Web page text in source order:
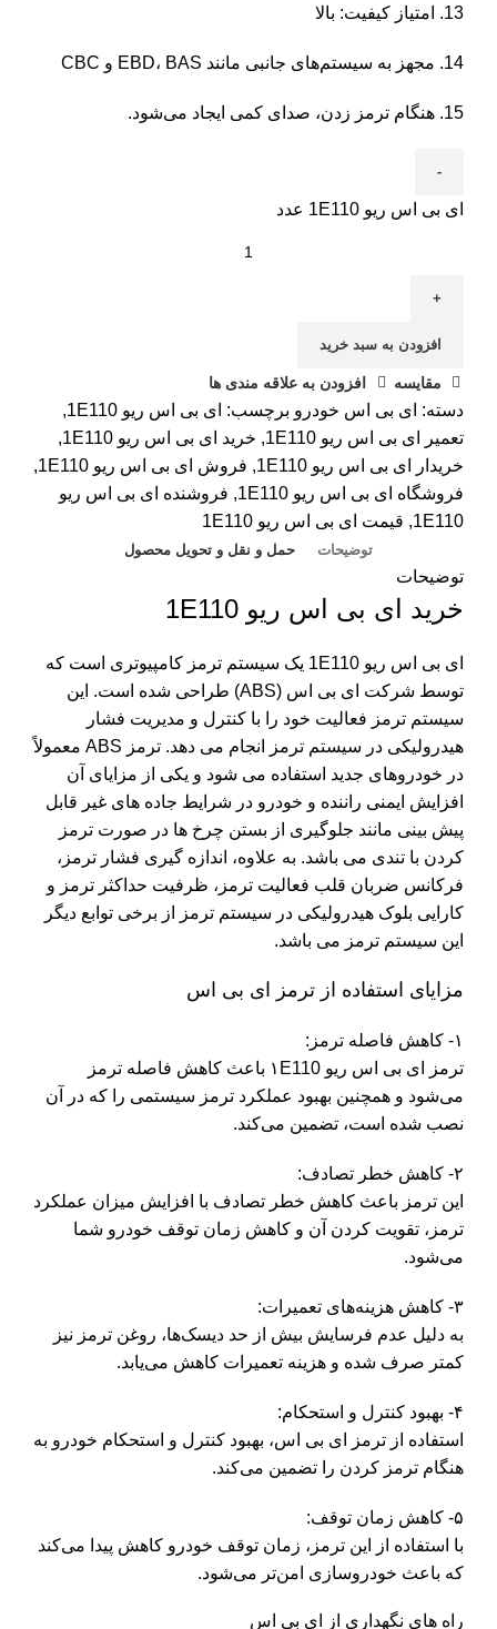
13. امتیاز کیفیت: بالا
14. مجهز به سیستم‌های جانبی مانند EBD، BAS و CBC
15. هنگام ترمز زدن، صدای کمی ایجاد می‌شود.
ای بی اس ریو 1E110 عدد
افزودن به سبد خرید
مقایسه افزودن به علاقه مندی ها
دسته: ای بی اس خودرو برچسب: ای بی اس ریو 1E110
,
تعمیر ای بی اس ریو 1E110
, خرید ای بی اس ریو 1E110
,
خریدار ای بی اس ریو 1E110
, فروش ای بی اس ریو 1E110
,
فروشگاه ای بی اس ریو 1E110
, فروشنده ای بی اس ریو
1E110
, قیمت ای بی اس ریو 1E110
توضیحات حمل و نقل و تحویل محصول
توضیحات
خرید ای بی اس ریو 1E110
ای بی اس ریو 1E110
یک سیستم ترمز کامپیوتری است که
توسط شرکت ای بی اس (ABS) طراحی شده است. این
سیستم ترمز فعالیت خود را با کنترل و مدیریت فشار
هیدرولیکی در سیستم ترمز انجام می دهد. ترمز ABS معمولاً
در خودروهای جدید استفاده می شود و یکی از مزایای آن
افزایش ایمنی راننده و خودرو در شرایط جاده های غیر قابل
پیش بینی مانند جلوگیری از بستن چرخ ها در صورت ترمز
کردن با تندی می باشد. به علاوه، اندازه گیری فشار ترمز،
فرکانس ضربان قلب فعالیت ترمز، ظرفیت حداکثر ترمز و
کارایی بلوک هیدرولیکی در سیستم ترمز از برخی توابع دیگر
این سیستم ترمز می باشد.
مزایای استفاده از ترمز ای بی اس
۱- کاهش فاصله ترمز:
ترمز ای بی اس ریو ۱E110 باعث کاهش فاصله ترمز
می‌شود و همچنین بهبود عملکرد ترمز سیستمی را که در آن
نصب شده است، تضمین می‌کند.
۲- کاهش خطر تصادف:
این ترمز باعث کاهش خطر تصادف با افزایش میزان عملکرد
ترمز، تقویت کردن آن و کاهش زمان توقف خودرو شما
می‌شود.
۳- کاهش هزینه‌های تعمیرات:
به دلیل عدم فرسایش بیش از حد دیسک‌ها، روغن ترمز نیز
کمتر صرف شده و هزینه تعمیرات کاهش می‌یابد.
۴- بهبود کنترل و استحکام:
استفاده از ترمز ای بی اس، بهبود کنترل و استحکام خودرو به
هنگام ترمز کردن را تضمین می‌کند.
۵- کاهش زمان توقف:
با استفاده از این ترمز، زمان توقف خودرو کاهش پیدا می‌کند
که باعث خودروسازی امن‌تر می‌شود.
راه های نگهداری از ای بی اس